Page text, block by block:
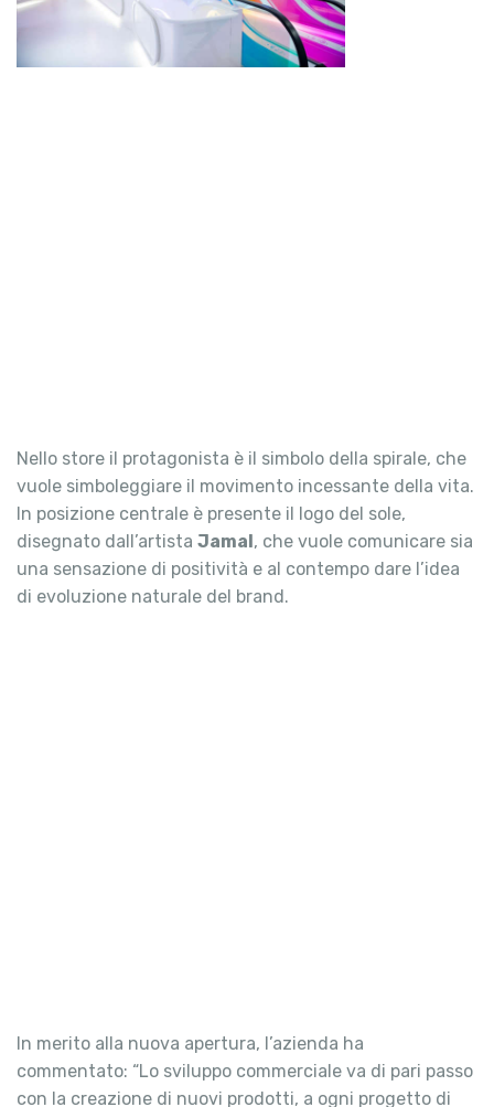
Nello store il protagonista è il simbolo della spirale, che
vuole simboleggiare il movimento incessante della vita.
In posizione centrale è presente il logo del sole,
disegnato dall’artista Jamal, che vuole comunicare sia
una sensazione di positività e al contempo dare l’idea
di evoluzione naturale del brand.
In merito alla nuova apertura, l’azienda ha
commentato: “Lo sviluppo commerciale va di pari passo
con la creazione di nuovi prodotti, a ogni progetto di